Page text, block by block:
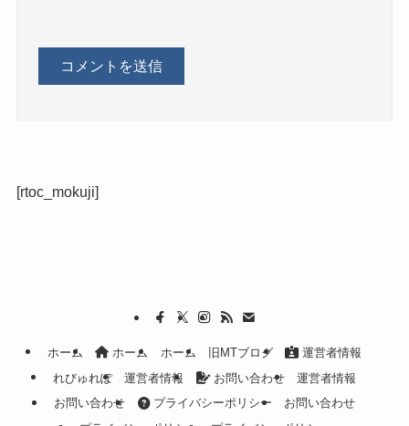
[rtoc_mokuji]
ホーム ホーム ホーム 旧MTブログ
運営者情報
れびゅれぽ
運営者情報 お問い合わせ
運営者情報
お問い合わせ
プライバシーポリシー
お問い合わせ